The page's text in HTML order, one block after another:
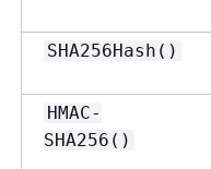
SHA256Hash()
HMAC-
SHA256()